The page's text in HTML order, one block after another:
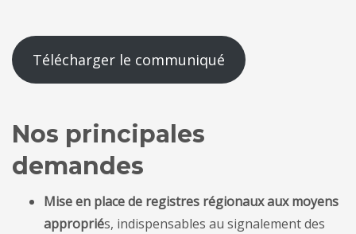
Télécharger le communiqué
Nos principales
demandes
Mise en place de registres régionaux aux moyens
appropriés, indispensables au signalement des